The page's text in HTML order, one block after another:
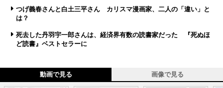
つげ義春さんと白土三平さん カリスマ漫画家、二人の「違い」と
は？
死去した丹羽宇一郎さんは、経済界有数の読書家だった 『死ぬほ
ど読書』ベストセラーに
動画で見る 画像で見る